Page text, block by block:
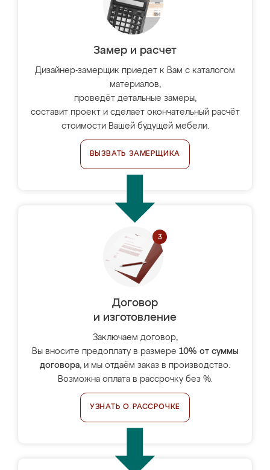
Замер и расчет
Дизайнер-замерщик приедет к Вам с каталогом
материалов,
проведёт детальные замеры,
составит проект и сделает окончательный расчёт
стоимости Вашей будущей мебели.
ВЫЗВАТЬ ЗАМЕРЩИКА
Договор
и изготовление
Заключаем договор,
Вы вносите предоплату в размере 10% от суммы
договора, и мы отдаём заказ в производство.
Возможна оплата в рассрочку без %.
УЗНАТЬ О РАССРОЧКЕ